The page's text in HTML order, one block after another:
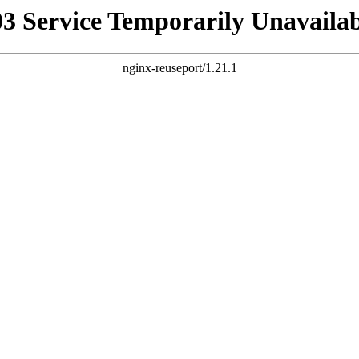
Service Temporarily
nginx-reuseport/1.21.1